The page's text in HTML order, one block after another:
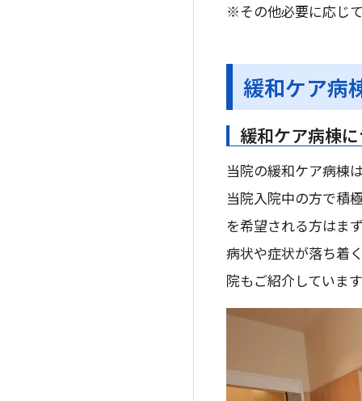
※その他必要に応じ
緩和ケア病
緩和ケア病棟
当院の緩和ケア病棟
当院入院中の方で積
を希望される方はま
病状や症状が落ち着
院もご紹介していま